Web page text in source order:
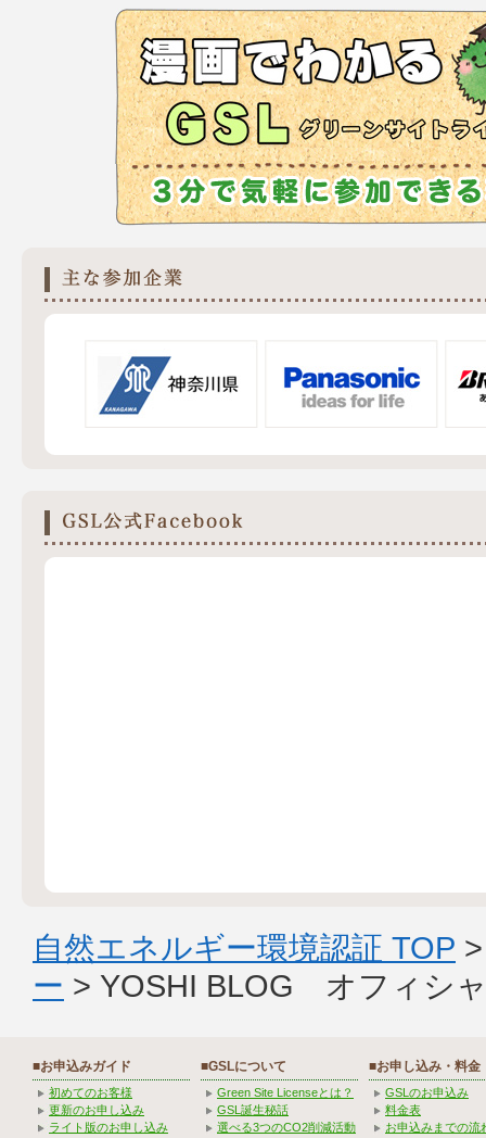
自然エネルギー環境認証 TOP
ー > YOSHI BLOG オフィシ
■お申込みガイド
初めてのお客様
更新のお申し込み
ライト版のお申し込み
■GSLについて
Green Site Licenseとは？
GSL誕生秘話
選べる3つのCO2削減活動
■お申し込み・料金
GSLのお申込み
料金表
お申込みまでの流